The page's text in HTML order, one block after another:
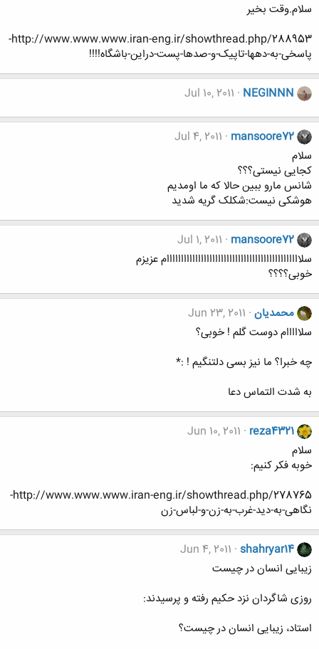
سلام.وقت بخیر
http://www.www.www.iran-eng.ir/showthread.php/288953-
پاسخی-به-دهها-تاپیک-و-صدها-پست-دراین-باشگاه!!!!
NEGINNN
Jul 10, 2011
mansoore72
Jul 4, 2011
سلام
کجایی نیستی؟؟؟
شانس مارو ببین حالا که ما اومدیم
هوشکی نیست:شکلک گریه شدید
mansoore72
Jul 1, 2011
سلااااااااااااااااااااااااااااااااااااااااااااااام عزیزم
خوبی؟؟؟؟
محمدیان Jun 23, 2011
سلااااام دوست گلم ! خوبی؟
چه خبرا؟ ما نیز بسی دلتنگیم ! :*
به شدت التماس دعا
reza4321
Jun 10, 2011
سلام
خوبه فکر کنیم:
http://www.www.www.iran-eng.ir/showthread.php/278765-
نگاهی-به-دید-غرب-به-زن-و-لباس-زن
shahryar14
Jun 4, 2011
زیبایی انسان در چیست
روزی شاگردان نزد حکیم رفته و پرسیدند:
استاد، زیبایی انسان در چیست؟